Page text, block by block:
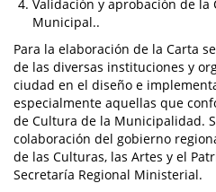
Validación y aprobación de la
Municipal..
Para la elaboración de la Carta
de las diversas instituciones y
ciudad en el diseño e
especialmente aquellas que
de Cultura de la Municipalidad.
colaboración del gobierno
de las Culturas, las Artes y el
Secretaría Regional Ministerial.